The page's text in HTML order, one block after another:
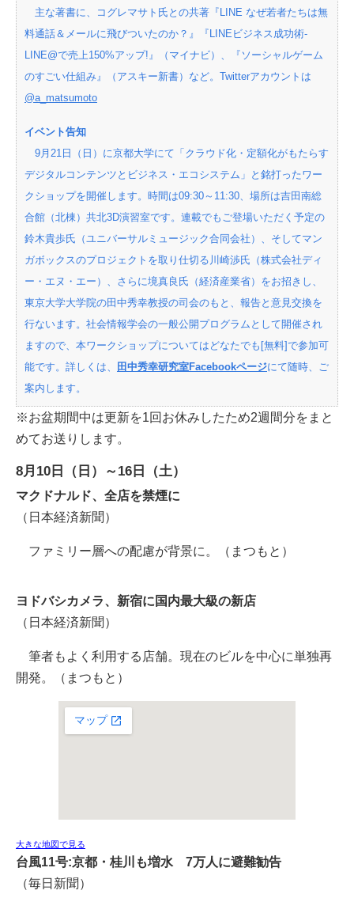
主な著書に、コグレマサト氏との共著『LINE なぜ若者たちは無
料通話＆メールに飛びついたのか？』『LINEビジネス成功術-
LINE@で売上150%アップ!』（マイナビ）、『ソーシャルゲーム
のすごい仕組み』（アスキー新書）など。Twitterアカウントは
@a_matsumoto
イベント告知
9月21日（日）に京都大学にて「クラウド化・定額化がもたらす
デジタルコンテンツとビジネス・エコシステム」と銘打ったワー
クショップを開催します。時間は09:30～11:30、場所は吉田南総
合館（北棟）共北3D演習室です。連載でもご登場いただく予定の
鈴木貴歩氏（ユニバーサルミュージック合同会社）、そしてマン
ガボックスのプロジェクトを取り仕切る川崎渉氏（株式会社ディ
ー・エヌ・エー）、さらに境真良氏（経済産業省）をお招きし、
東京大学大学院の田中秀幸教授の司会のもと、報告と意見交換を
行ないます。社会情報学会の一般公開プログラムとして開催され
ますので、本ワークショップについてはどなたでも[無料]で参加可
能です。詳しくは、
田中秀幸研究室Facebookページにて随時、ご
案内します。
※お盆期間中は更新を1回お休みしたため2週間分をまと
めてお送りします。
8月10日（日）～16日（土）
マクドナルド、全店を禁煙に
（日本経済新聞）
ファミリー層への配慮が背景に。（まつもと）
ヨドバシカメラ、新宿に国内最大級の新店
（日本経済新聞）
筆者もよく利用する店舗。現在のビルを中心に単独再
開発。（まつもと）
大きな地図で見る
台風11号:京都・桂川も増水 7万人に避難勧告
（毎日新聞）